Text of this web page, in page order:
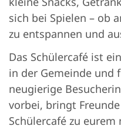
sich bei Spielen – ob
zu entspannen und
Das Schülercafé ist
in der Gemeinde und
neugierige
vorbei, bringt
Schülercafé zu